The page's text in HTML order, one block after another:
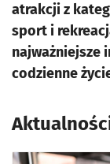
atrakcji z
sport i
najważniejsze
codzienne